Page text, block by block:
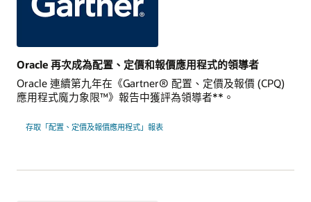
Oracle 再次成為配置、定價和報價應用程式的領導者
Oracle 連續第九年在《Gartner® 配置、定價及報價 (CPQ)
應用程式魔力象限™》報告中獲評為領導者**。
存取「配置、定價及報價應用程式」報表